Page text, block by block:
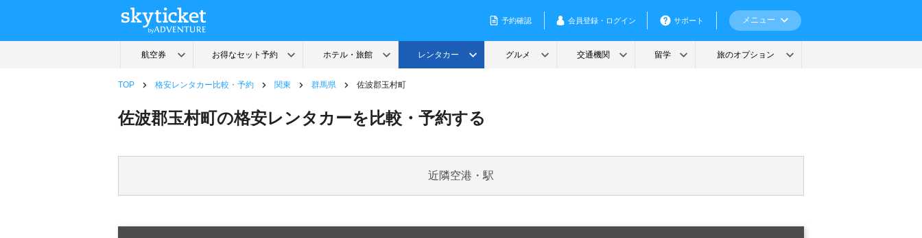
TOP 格安レンタカー比較・予約 関東 群馬県 佐波郡玉村町
佐波郡玉村町の格安レンタカーを比較・予約する
近隣空港・駅